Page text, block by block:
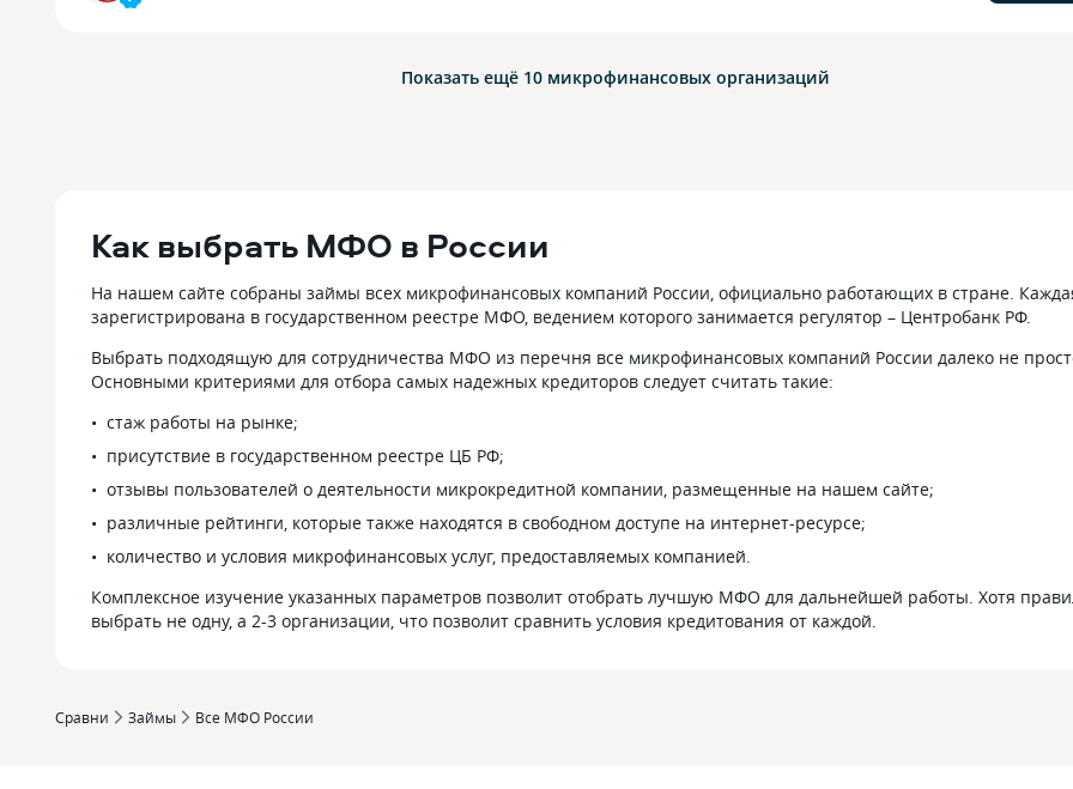
Показать ещё 10 микрофинансовых организаций
Как выбрать МФО в России
На нашем сайте собраны займы всех микрофинансовых компаний России, официально работающих в стране.
зарегистрирована в государственном реестре МФО, ведением которого занимается регулятор – Центробанк РФ.
Выбрать подходящую для сотрудничества МФО из перечня все микрофинансовых компаний России далеко не
Основными критериями для отбора самых надежных кредиторов следует считать такие:
стаж работы на рынке;
присутствие в государственном реестре ЦБ РФ;
отзывы пользователей о деятельности микрокредитной компании, размещенные на нашем сайте;
различные рейтинги, которые также находятся в свободном доступе на интернет-ресурсе;
количество и условия микрофинансовых услуг, предоставляемых компанией.
Комплексное изучение указанных параметров позволит отобрать лучшую МФО для дальнейшей работы. Хотя
выбрать не одну, а 2-3 организации, что позволит сравнить условия кредитования от каждой.
Сравни Займы Все МФО России